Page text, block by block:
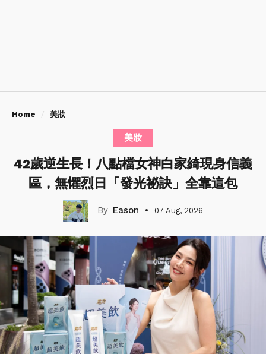
Home 美妝
美妝
42歲逆生長！八點檔女神白家綺現身信義
區，無懼烈日「發光祕訣」全靠這包
Eason 07 Aug, 2026